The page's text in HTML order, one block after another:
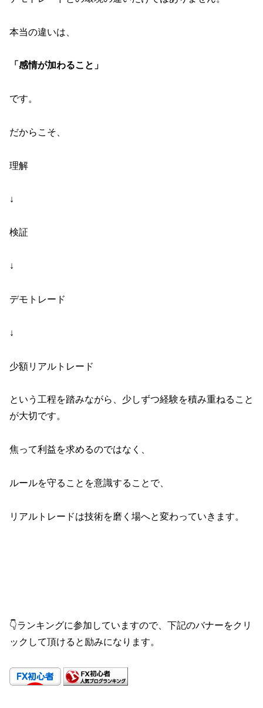
本当の違いは、
「感情が加わること」
です。
だからこそ、
理解
↓
検証
↓
デモトレード
↓
少額リアルトレード
という工程を踏みながら、少しずつ経験を積み重ねること
が大切です。
焦って利益を求めるのではなく、
ルールを守ることを意識することで、
リアルトレードは技術を磨く場へと変わっていきます。
👇ランキングに参加していますので、下記のバナーをクリ
ックして頂けると励みになります。